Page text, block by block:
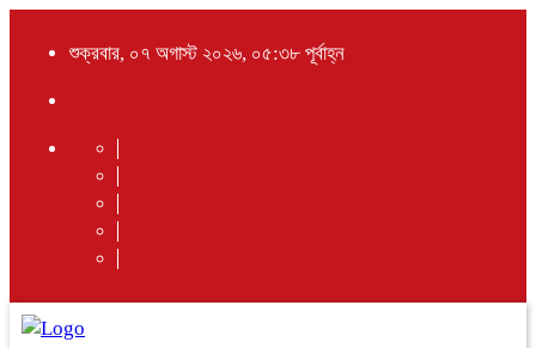
শুক্রবার, ০৭ অগাস্ট ২০২৬, ০৫:৩৮ পূর্বাহ্ন